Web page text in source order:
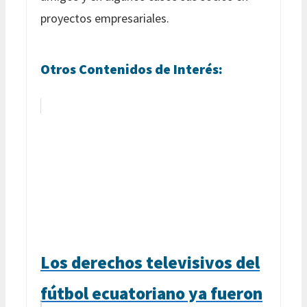
proyectos empresariales.
Otros Contenidos de Interés:
Los derechos televisivos del
fútbol ecuatoriano ya fueron